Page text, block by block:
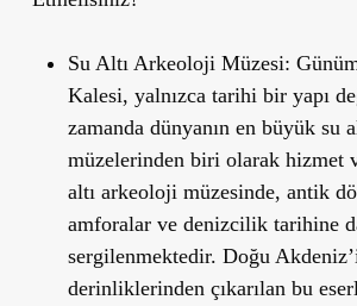
Su Altı Arkeoloji Müzesi:
Kalesi, yalnızca tarihi bir yapı
zamanda dünyanın en büyük su
müzelerinden biri olarak hizmet
altı arkeoloji müzesinde, antik
amforalar ve denizcilik tarihine
sergilenmektedir. Doğu Akdeniz’
derinliklerinden çıkarılan bu